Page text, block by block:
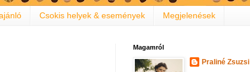
Csokis helyek & események Megjelenések
Magamról
Praliné Zsuzsi